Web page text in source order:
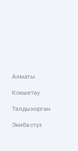
Алматы
Кокшетау
Талдыкорган
Экибастуз